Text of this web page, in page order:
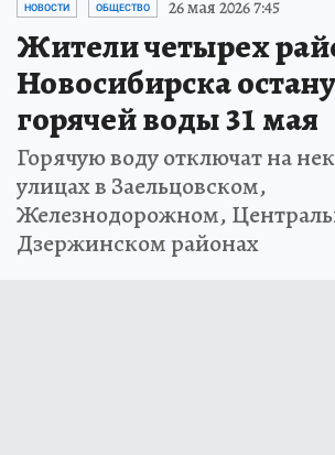
НОВОСТИ ОБЩЕСТВО 26 мая 2026 7:45
Жители четырех
Новосибирска
горячей воды 31 мая
Горячую воду отключат на
улицах в Заельцовском,
Железнодорожном,
Дзержинском районах